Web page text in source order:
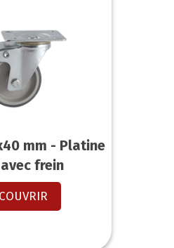
mm - Platine
frein